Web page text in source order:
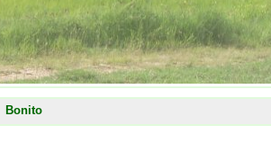
Bonito